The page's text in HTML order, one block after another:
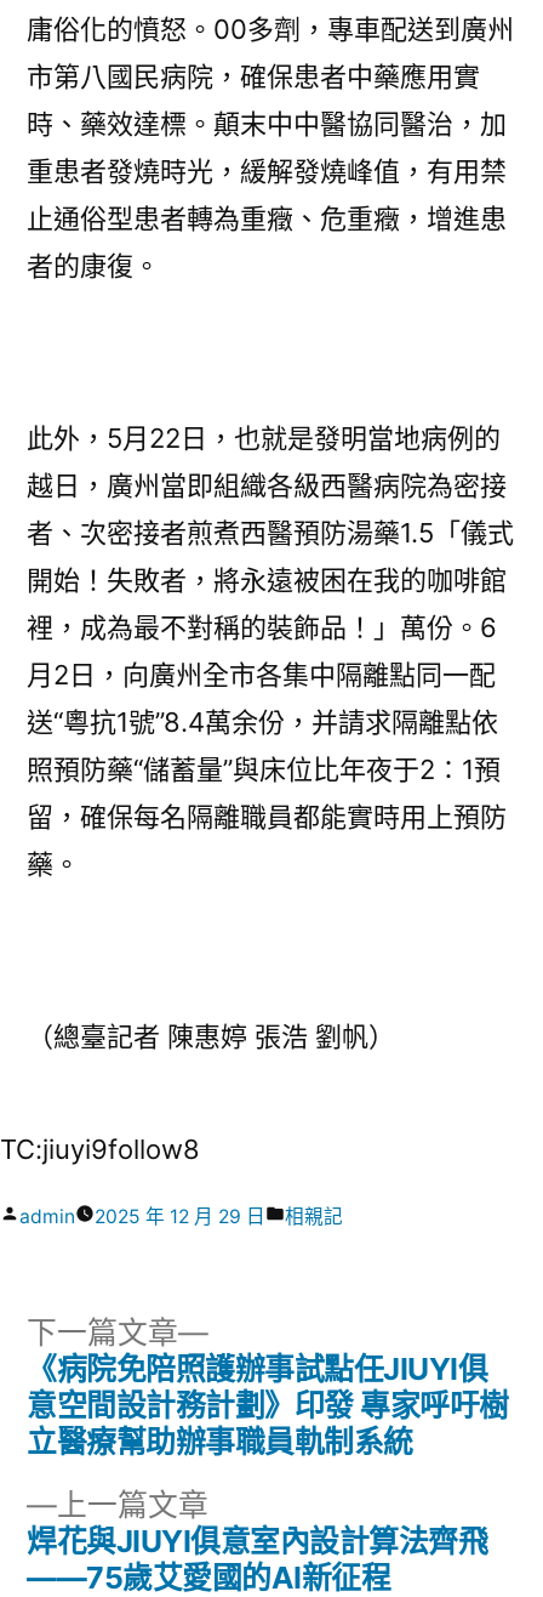
庸俗化的憤怒。00多劑，專車配送到廣州
市第八國民病院，確保患者中藥應用實
時、藥效達標。顛末中中醫協同醫治，加
重患者發燒時光，緩解發燒峰值，有用禁
止通俗型患者轉為重癥、危重癥，增進患
者的康復。
此外，5月22日，也就是發明當地病例的
越日，廣州當即組織各級西醫病院為密接
者、次密接者煎煮西醫預防湯藥1.5「儀式
開始！失敗者，將永遠被困在我的咖啡館
裡，成為最不對稱的裝飾品！」萬份。6
月2日，向廣州全市各集中隔離點同一配
送“粵抗1號”8.4萬余份，并請求隔離點依
照預防藥“儲蓄量”與床位比年夜于2∶1預
留，確保每名隔離職員都能實時用上預防
藥。
（總臺記者 陳惠婷 張浩 劉帆）
TC:jiuyi9follow8
作
admin 2025 年 12 月 29 日
分
相親記
文
章
導
覽
上一篇文章
一
篇
焊花與JIUYI俱意室內設計算法齊飛
——75歲艾愛國的AI新征程
下一篇文章
下
一
篇
文
《病院免陪照護辦事試點任JIUYI俱
意空間設計務計劃》印發 專家呼吁樹
立醫療幫助辦事職員軌制系統